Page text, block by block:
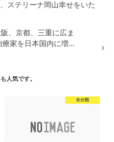
ステリーナ岡山幸せをいた
、京都、三重に広ま
家を日本国内に増...
人気です。
未分類